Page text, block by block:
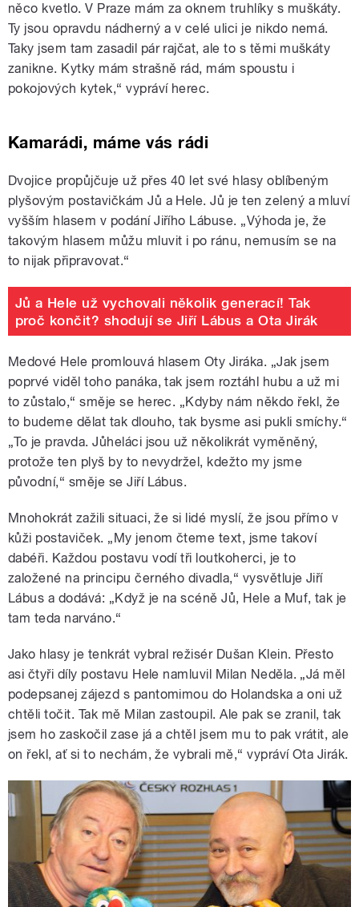
něco kvetlo. V Praze mám za oknem truhlíky s muškáty.
Ty jsou opravdu nádherný a v celé ulici je nikdo nemá.
Taky jsem tam zasadil pár rajčat, ale to s těmi muškáty
zanikne. Kytky mám strašně rád, mám spoustu i
pokojových kytek,“ vypráví herec.
Kamarádi, máme vás rádi
Dvojice propůjčuje už přes 40 let své hlasy oblíbeným
plyšovým postavičkám Jů a Hele. Jů je ten zelený a mluví
vyšším hlasem v podání Jiřího Lábuse. „Výhoda je, že
takovým hlasem můžu mluvit i po ránu, nemusím se na
to nijak připravovat.“
Jů a Hele už vychovali několik generací! Tak
proč končit? shodují se Jiří Lábus a Ota Jirák
Medové Hele promlouvá hlasem Oty Jiráka. „Jak jsem
poprvé viděl toho panáka, tak jsem roztáhl hubu a už mi
to zůstalo,“ směje se herec. „Kdyby nám někdo řekl, že
to budeme dělat tak dlouho, tak bysme asi pukli smíchy.“
„To je pravda. Jůheláci jsou už několikrát vyměněný,
protože ten plyš by to nevydržel, kdežto my jsme
původní,“ směje se Jiří Lábus.
Mnohokrát zažili situaci, že si lidé myslí, že jsou přímo v
kůži postaviček. „My jenom čteme text, jsme takoví
dabéři. Každou postavu vodí tři loutkoherci, je to
založené na principu černého divadla,“ vysvětluje Jiří
Lábus a dodává: „Když je na scéně Jů, Hele a Muf, tak je
tam teda narváno.“
Jako hlasy je tenkrát vybral režisér Dušan Klein. Přesto
asi čtyři díly postavu Hele namluvil Milan Neděla. „Já měl
podepsanej zájezd s pantomimou do Holandska a oni už
chtěli točit. Tak mě Milan zastoupil. Ale pak se zranil, tak
jsem ho zaskočil zase já a chtěl jsem mu to pak vrátit, ale
on řekl, ať si to nechám, že vybrali mě,“ vypráví Ota Jirák.